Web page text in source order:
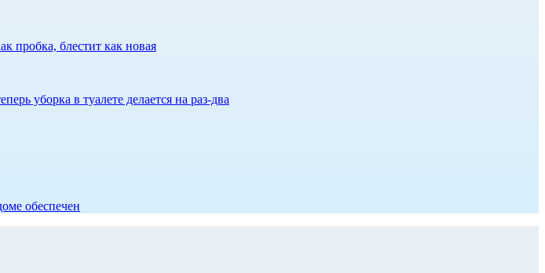
пробка, блестит как новая
уборка в туалете делается на раз-два
обеспечен